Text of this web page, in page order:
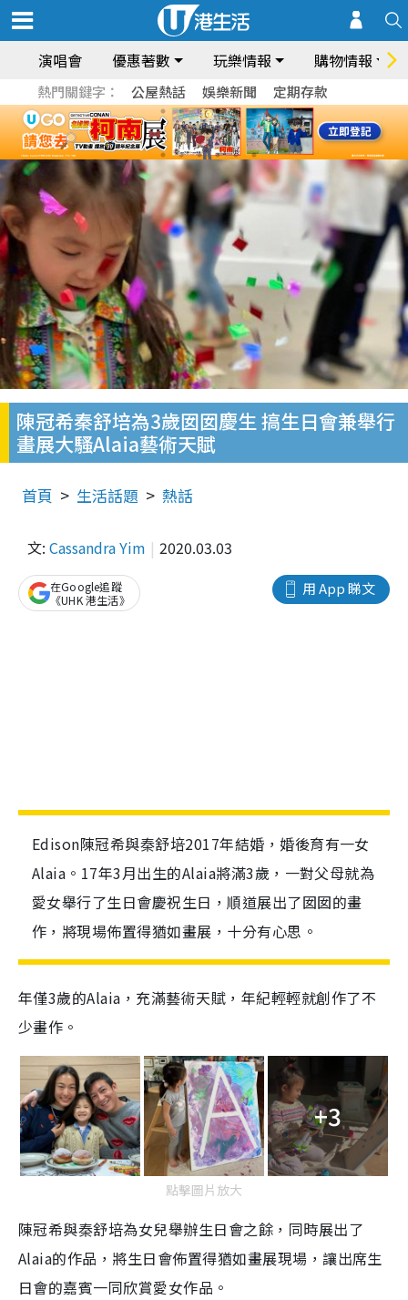
演唱會 優惠著數 玩樂情報 購物情報
熱門關鍵字： 公屋熱話 娛樂新聞 定期存款
陳冠希秦舒培為3歲囡囡慶生 搞生日會兼舉行
畫展大騷Alaia藝術天賦
首頁 生活話題 熱話
文: Cassandra Yim 2020.03.03
用 App 睇文
在Google追蹤
《UHK 港生活》
Edison陳冠希與秦舒培2017年結婚，婚後育有一女
Alaia。17年3月出生的Alaia將滿3歲，一對父母就為
愛女舉行了生日會慶祝生日，順道展出了囡囡的畫
作，將現場佈置得猶如畫展，十分有心思。
年僅3歲的Alaia ，充滿藝術天賦，年紀輕輕就創作了不
少畫作。
+3
點擊圖片放大
陳冠希與秦舒培為女兒舉辦生日會之餘，同時展出了
Alaia的作品，將生日會佈置得猶如畫展現場，讓出席生
日會的嘉賓一同欣賞愛女作品。